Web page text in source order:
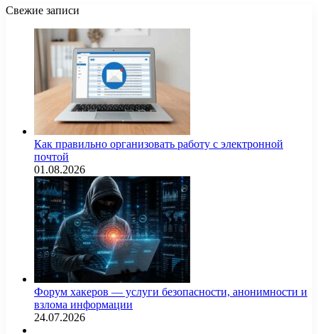
Свежие записи
Как правильно организовать работу с электронной
почтой
01.08.2026
Форум хакеров — услуги безопасности, анонимности и
взлома информации
24.07.2026